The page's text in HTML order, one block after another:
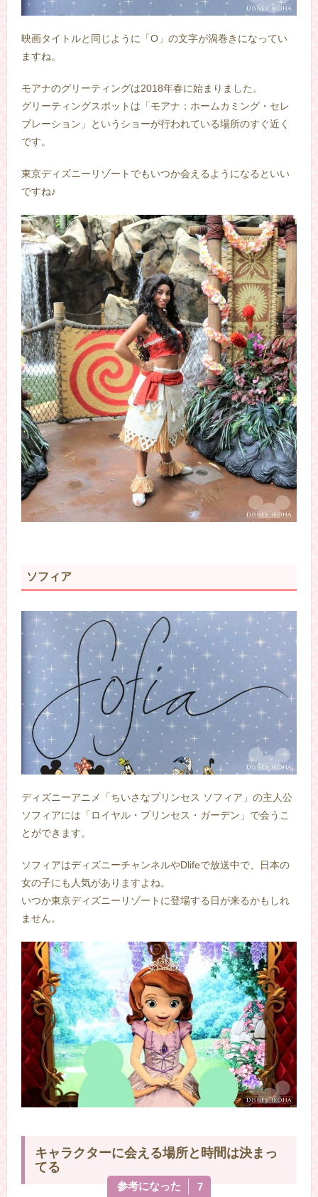
映画タイトルと同じように「O」の文字が渦巻きになってい
ますね。
モアナのグリーティングは2018年春に始まりました。
グリーティングスポットは「モアナ：ホームカミング・セレ
ブレーション」というショーが行われている場所のすぐ近く
です。
東京ディズニーリゾートでもいつか会えるようになるといい
ですね♪
ソフィア
ディズニーアニメ「ちいさなプリンセス ソフィア」の主人公
ソフィアには「ロイヤル・プリンセス・ガーデン」で会うこ
とができます。
ソフィアはディズニーチャンネルやDlifeで放送中で、日本の
女の子にも人気がありますよね。
いつか東京ディズニーリゾートに登場する日が来るかもしれ
ません。
キャラクターに会える場所と時間は決まっ
てる
参考になった 7